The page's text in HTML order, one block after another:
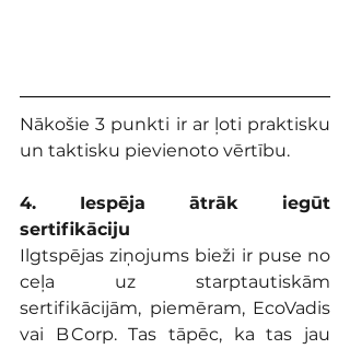
Nākošie 3 punkti ir ar ļoti praktisku
un taktisku pievienoto vērtību.
4. Iespēja ātrāk iegūt
sertifikāciju
Ilgtspējas ziņojums bieži ir puse no
ceļa uz starptautiskām
sertifikācijām, piemēram, EcoVadis
vai B Corp. Tas tāpēc, ka tas jau